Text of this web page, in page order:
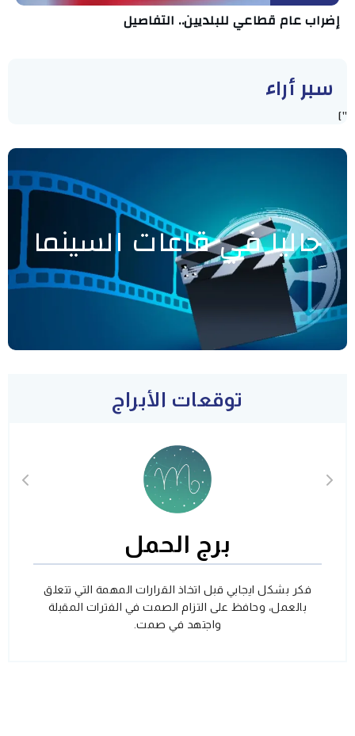
إضراب عام قطاعي للبلديين.. التفاصيل
سبر أراء
"]
حاليا في قاعات السينما
توقعات الأبراج
برج الحمل
فكر بشكل ايجابي قبل اتخاذ القرارات المهمة التي تتعلق
بالعمل، وحافظ على التزام الصمت في الفترات المقبلة
واجتهد في صمت.